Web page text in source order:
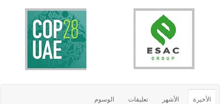
الأخيرة الأشهر تعليقات الوسوم